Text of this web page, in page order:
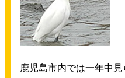
鹿児島市内では一年中 見